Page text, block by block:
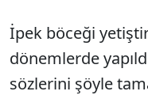
İpek böceği
dönemlerde
sözlerini şöyle